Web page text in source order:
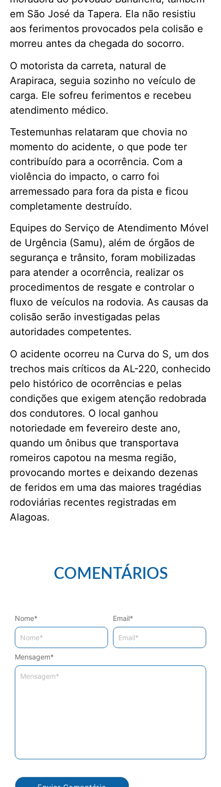
em São José da Tapera. Ela não resistiu
aos ferimentos provocados pela colisão e
morreu antes da chegada do socorro.
O motorista da carreta, natural de
Arapiraca, seguia sozinho no veículo de
carga. Ele sofreu ferimentos e recebeu
atendimento médico.
Testemunhas relataram que chovia no
momento do acidente, o que pode ter
contribuído para a ocorrência. Com a
violência do impacto, o carro foi
arremessado para fora da pista e ficou
completamente destruído.
Equipes do Serviço de Atendimento Móvel
de Urgência (Samu), além de órgãos de
segurança e trânsito, foram mobilizadas
para atender a ocorrência, realizar os
procedimentos de resgate e controlar o
fluxo de veículos na rodovia. As causas da
colisão serão investigadas pelas
autoridades competentes.
O acidente ocorreu na Curva do S, um dos
trechos mais críticos da AL-220, conhecido
pelo histórico de ocorrências e pelas
condições que exigem atenção redobrada
dos condutores. O local ganhou
notoriedade em fevereiro deste ano,
quando um ônibus que transportava
romeiros capotou na mesma região,
provocando mortes e deixando dezenas
de feridos em uma das maiores tragédias
rodoviárias recentes registradas em
Alagoas.
COMENTÁRIOS
Mensagem*
Nome* Email*